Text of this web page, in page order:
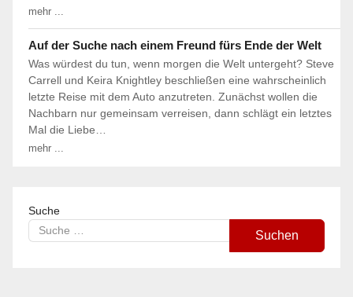
mehr ...
Auf der Suche nach einem Freund fürs Ende der Welt
Was würdest du tun, wenn morgen die Welt untergeht? Steve
Carrell und Keira Knightley beschließen eine wahrscheinlich
letzte Reise mit dem Auto anzutreten. Zunächst wollen die
Nachbarn nur gemeinsam verreisen, dann schlägt ein letztes
Mal die Liebe…
mehr ...
Suche
Suchen